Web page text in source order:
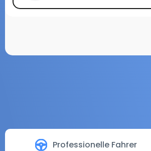
Professionelle Fahrer